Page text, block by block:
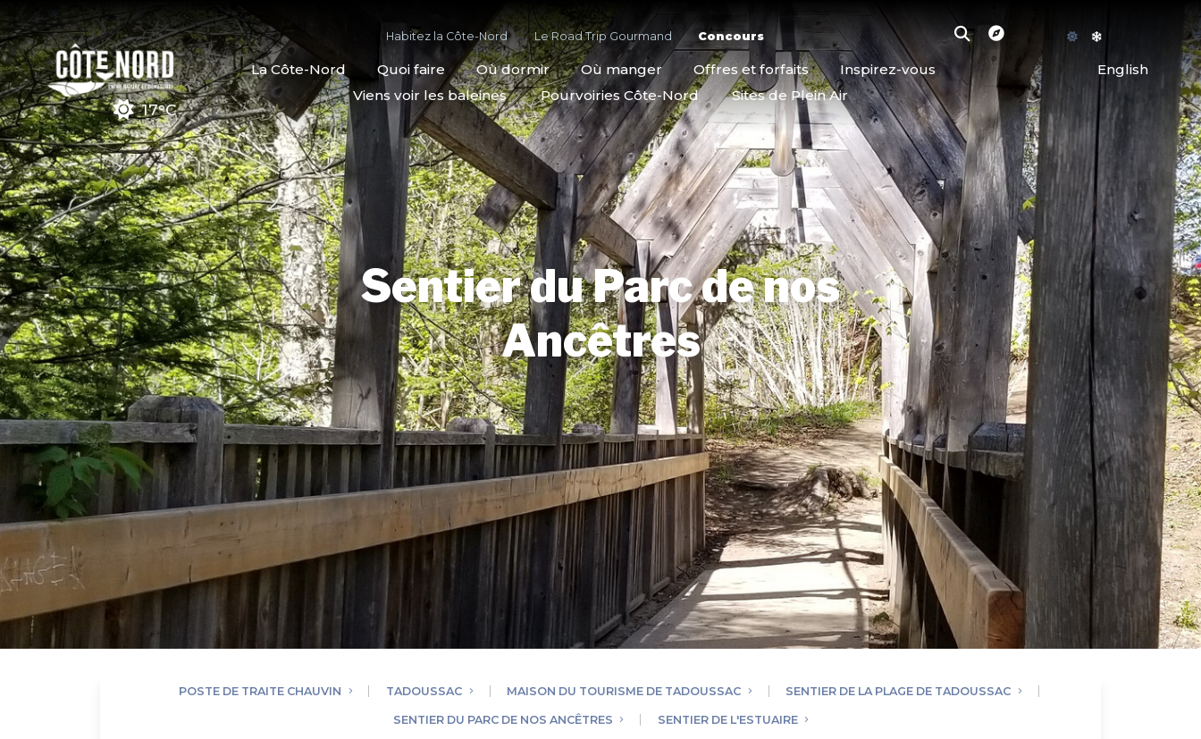
17°C
Habitez la Côte-Nord Le Road Trip Gourmand Concours
La Côte-Nord Quoi faire Où dormir Où manger Offres et forfaits Inspirez-vous
English
Viens voir les baleines
Pourvoiries Côte-Nord Sites de Plein Air
Sentier du Parc de nos
Ancêtres
POSTE DE TRAITE CHAUVIN TADOUSSAC MAISON DU TOURISME DE TADOUSSAC SENTIER DE LA PLAGE DE TADOUSSAC
SENTIER DU PARC DE NOS ANCÊTRES SENTIER DE L'ESTUAIRE